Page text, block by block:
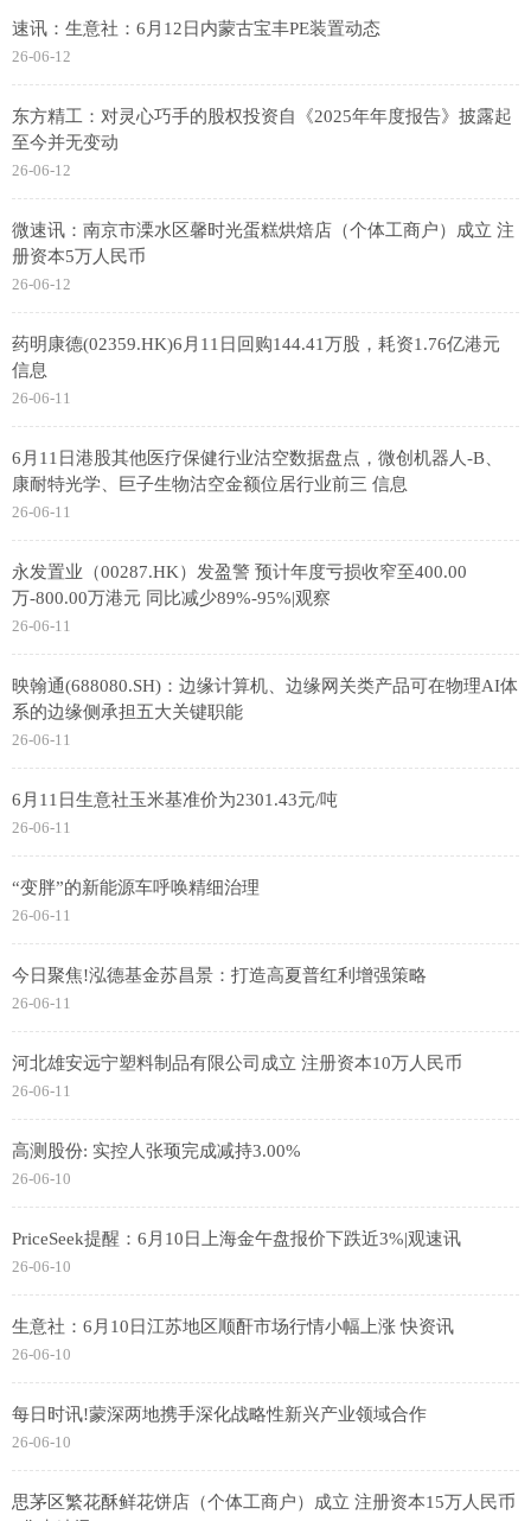
速讯：生意社：6月12日内蒙古宝丰PE装置动态
26-06-12
东方精工：对灵心巧手的股权投资自《2025年年度报告》披露起
至今并无变动
26-06-12
微速讯：南京市溧水区馨时光蛋糕烘焙店（个体工商户）成立 注
册资本5万人民币
26-06-12
药明康德(02359.HK)6月11日回购144.41万股，耗资1.76亿港元
信息
26-06-11
6月11日港股其他医疗保健行业沽空数据盘点，微创机器人-B、
康耐特光学、巨子生物沽空金额位居行业前三 信息
26-06-11
永发置业（00287.HK）发盈警 预计年度亏损收窄至400.00
万-800.00万港元 同比减少89%-95%|观察
26-06-11
映翰通(688080.SH)：边缘计算机、边缘网关类产品可在物理AI体
系的边缘侧承担五大关键职能
26-06-11
6月11日生意社玉米基准价为2301.43元/吨
26-06-11
“变胖”的新能源车呼唤精细治理
26-06-11
今日聚焦!泓德基金苏昌景：打造高夏普红利增强策略
26-06-11
河北雄安远宁塑料制品有限公司成立 注册资本10万人民币
26-06-11
高测股份: 实控人张顼完成减持3.00%
26-06-10
PriceSeek提醒：6月10日上海金午盘报价下跌近3%|观速讯
26-06-10
生意社：6月10日江苏地区顺酐市场行情小幅上涨 快资讯
26-06-10
每日时讯!蒙深两地携手深化战略性新兴产业领域合作
26-06-10
思茅区繁花酥鲜花饼店（个体工商户）成立 注册资本15万人民币